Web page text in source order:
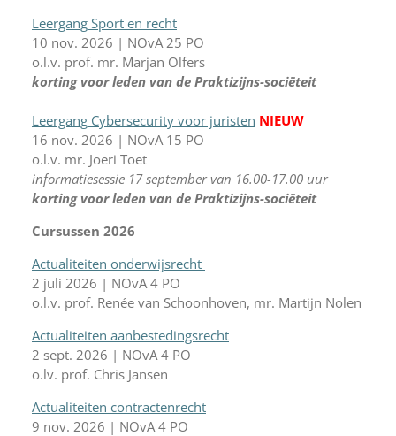
Leergang Sport en recht
10 nov. 2026 | NOvA 25 PO
o.l.v. prof. mr. Marjan Olfers
korting voor leden van de Praktizijns-sociëteit
Leergang Cybersecurity voor juristen NIEUW
16 nov. 2026 | NOvA 15 PO
o.l.v. mr. Joeri Toet
informatiesessie 17 september van 16.00-17.00 uur
korting voor leden van de Praktizijns-sociëteit
Cursussen 2026
Actualiteiten onderwijsrecht
2 juli 2026 | NOvA 4 PO
o.l.v. prof. Renée van Schoonhoven, mr. Martijn Nolen
Actualiteiten aanbestedingsrecht
2 sept. 2026 | NOvA 4 PO
o.lv. prof. Chris Jansen
Actualiteiten contractenrecht
9 nov. 2026 | NOvA 4 PO